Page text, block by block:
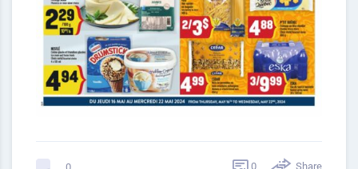
0 Share